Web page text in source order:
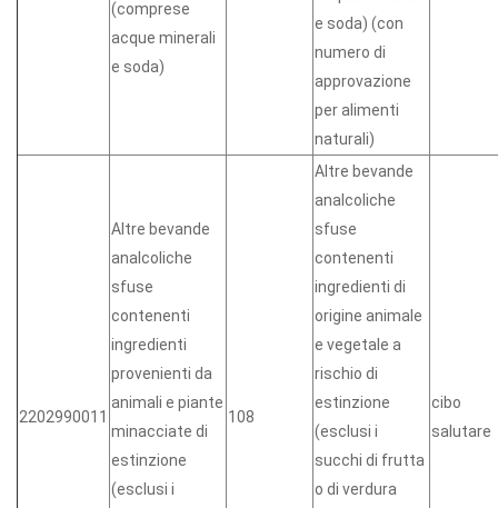
(comprese
acque minerali
e soda)
e soda) (con
numero di
approvazione
per alimenti
naturali)
2202990011
Altre bevande
analcoliche
sfuse
contenenti
ingredienti
provenienti da
animali e piante
minacciate di
estinzione
(esclusi i
108
Altre bevande
analcoliche
sfuse
contenenti
ingredienti di
origine animale
e vegetale a
rischio di
estinzione
(esclusi i
succhi di frutta
o di verdura
cibo
salutare